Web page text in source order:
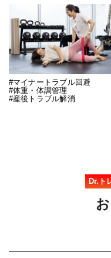
#マイナートラブル回避
#体重・体調管理
#産後トラブル解消
Dr.ト
お